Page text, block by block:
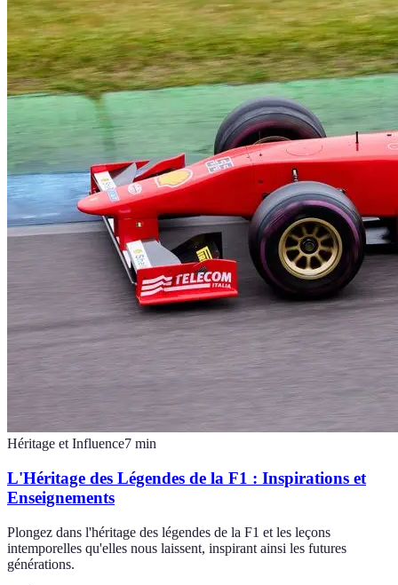
Héritage et Influence7 min
L'Héritage des Légendes de la F1 : Inspirations et
Enseignements
Plongez dans l'héritage des légendes de la F1 et les leçons
intemporelles qu'elles nous laissent, inspirant ainsi les futures
générations.